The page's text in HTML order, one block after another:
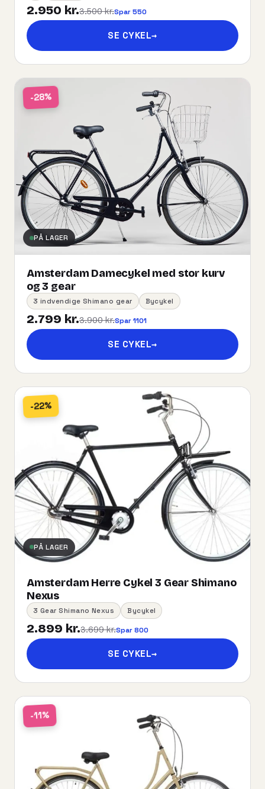
2.950 kr.3.500 kr.Spar 550
SE CYKEL→
-28%
PÅ LAGER
Amsterdam Damecykel med stor kurv
og 3 gear
3 indvendige Shimano gear Bycykel
2.799 kr.3.900 kr.Spar 1101
SE CYKEL→
-22%
PÅ LAGER
Amsterdam Herre Cykel 3 Gear Shimano
Nexus
3 Gear Shimano Nexus Bycykel
2.899 kr.3.699 kr.Spar 800
SE CYKEL→
-11%